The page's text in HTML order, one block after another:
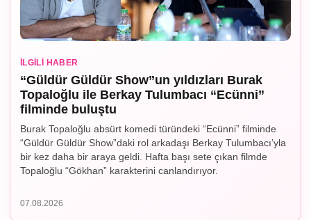
İLGILI HABER
“Güldür Güldür Show”un yıldızları Burak
Topaloğlu ile Berkay Tulumbacı “Ecünni”
filminde buluştu
Burak Topaloğlu absürt komedi türündeki “Ecünni” filminde
“Güldür Güldür Show”daki rol arkadaşı Berkay Tulumbacı’yla
bir kez daha bir araya geldi. Hafta başı sete çıkan filmde
Topaloğlu “Gökhan” karakterini canlandırıyor.
07.08.2026